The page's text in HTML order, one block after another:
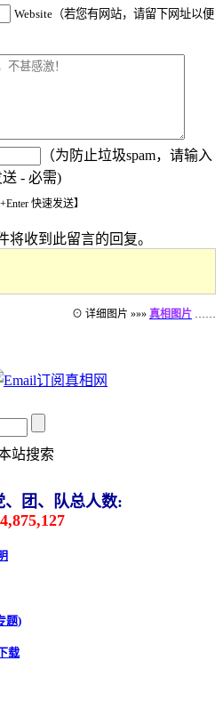
Website（若您有网站，请留下网址以便
（为防止垃圾spam，请输入
- 必需)
快速发送】
将收到此留言的回复。
⊙ 详细图片 »»» 真相图片 ……
站搜索
、团、队总人数:
题)
载